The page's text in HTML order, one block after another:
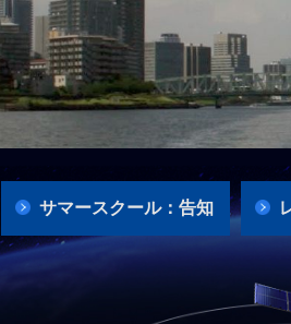
サマースクール：告知